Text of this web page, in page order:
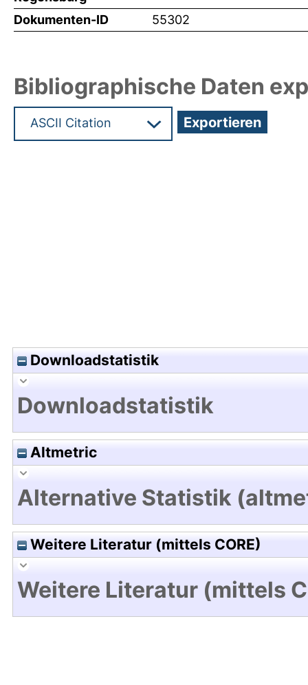
Dokumenten-ID
55302
Bibliographische Daten
Downloadstatistik
Downloadstatistik
Altmetric
Alternative Statistik
Weitere Literatur (mittels CORE)
Weitere Literatur (mittels